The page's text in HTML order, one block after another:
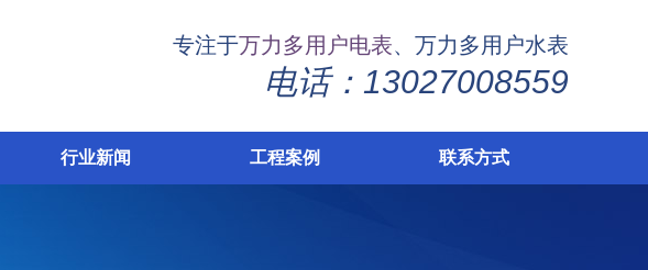
专注于万力多用户电表、万力多用户水表
电话：13027008559
行业新闻 工程案例 联系方式